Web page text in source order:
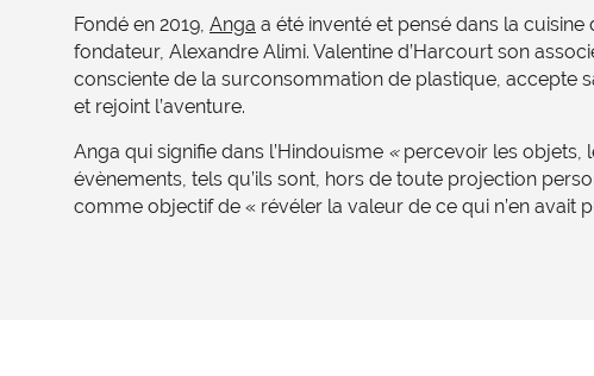
Fondé en 2019, Anga a été inventé et pensé dans la cuisine
fondateur, Alexandre Alimi. Valentine d’Harcourt son
consciente de la surconsommation de plastique, accepte
et rejoint l’aventure.
Anga qui signifie dans l’Hindouisme «percevoir les objets,
évènements, tels qu’ils sont, hors de toute projection
comme objectif de « révéler la valeur de ce qui n’en avait